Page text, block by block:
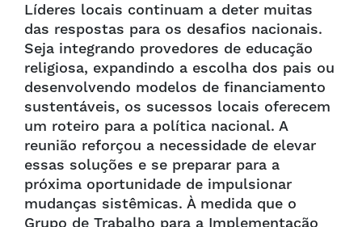
Líderes locais continuam a deter muitas
das respostas para os desafios nacionais.
Seja integrando provedores de educação
religiosa, expandindo a escolha dos pais ou
desenvolvendo modelos de financiamento
sustentáveis, os sucessos locais oferecem
um roteiro para a política nacional. A
reunião reforçou a necessidade de elevar
essas soluções e se preparar para a
próxima oportunidade de impulsionar
mudanças sistêmicas. À medida que o